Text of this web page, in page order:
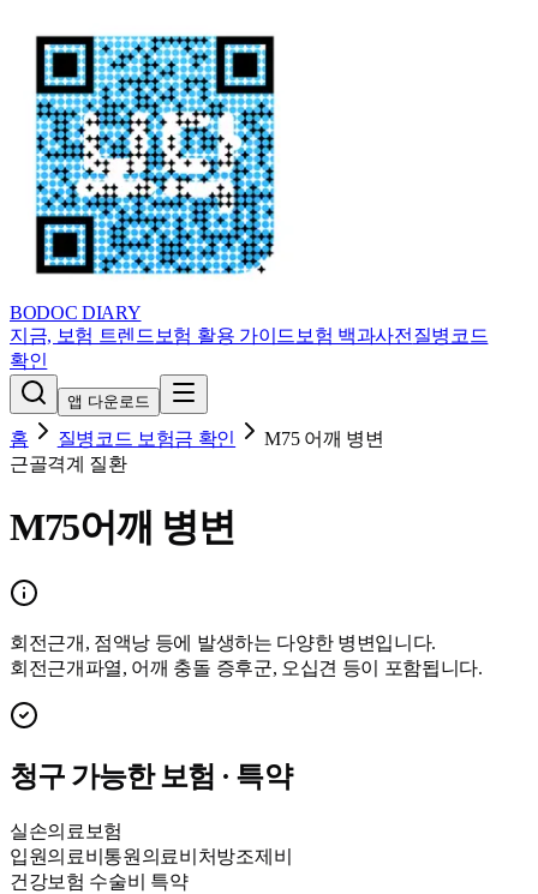
BODOCDIARY
지금, 보험 트렌드 보험 활용 가이드 보험 백과사전 질병코드
확인
앱 다운로드
홈 질병코드 보험금 확인 M75 어깨 병변
근골격계 질환
M75어깨 병변
회전근개, 점액낭 등에 발생하는 다양한 병변입니다.
회전근개파열, 어깨 충돌 증후군, 오십견 등이 포함됩니다.
청구 가능한 보험 · 특약
실손의료보험
입원의료비 통원의료비 처방조제비
건강보험 수술비 특약